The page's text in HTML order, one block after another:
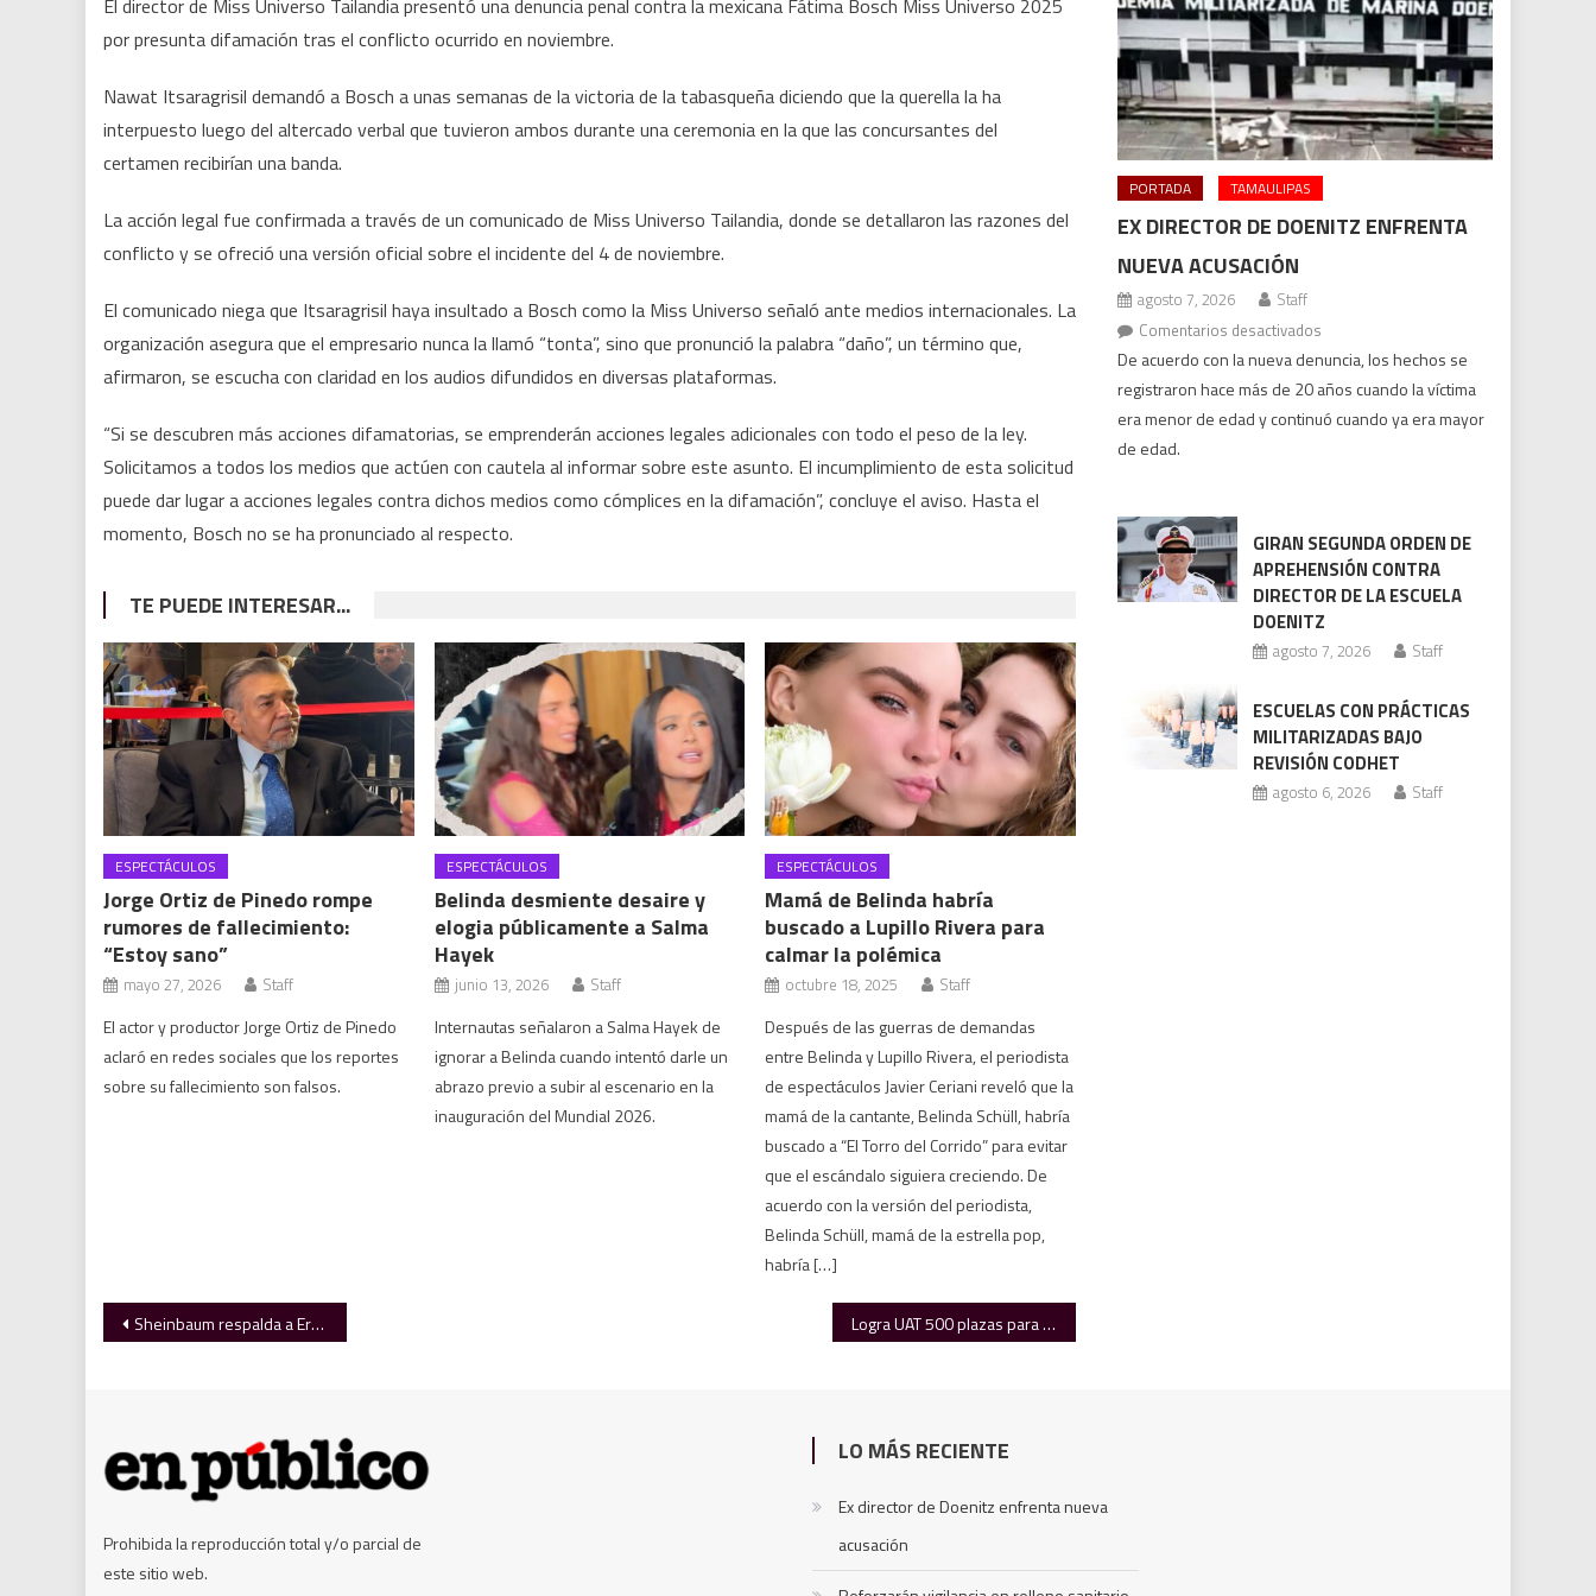
denuncia
a
Bosch
por
por presunta difamación tras el conflicto ocurrido en noviembre.
Nawat Itsaragrisil demandó a Bosch a unas semanas de la victoria de la tabasqueña diciendo que la querella la ha
interpuesto luego del altercado verbal que tuvieron ambos durante una ceremonia en la que las concursantes del
certamen recibirían una banda.
La acción legal fue confirmada a través de un comunicado de Miss Universo Tailandia, donde se detallaron las razones del
conflicto y se ofreció una versión oficial sobre el incidente del 4 de noviembre.
El comunicado niega que Itsaragrisil haya insultado a Bosch como la Miss Universo señaló ante medios internacionales. La
organización asegura que el empresario nunca la llamó “tonta”, sino que pronunció la palabra “daño”, un término que,
afirmaron, se escucha con claridad en los audios difundidos en diversas plataformas.
“Si se descubren más acciones difamatorias, se emprenderán acciones legales adicionales con todo el peso de la ley.
Solicitamos a todos los medios que actúen con cautela al informar sobre este asunto. El incumplimiento de esta solicitud
puede dar lugar a acciones legales contra dichos medios como cómplices en la difamación”, concluye el aviso. Hasta el
momento, Bosch no se ha pronunciado al respecto.
TE PUEDE INTERESAR...
ESPECTÁCULOS
Jorge Ortiz de Pinedo rompe
rumores de fallecimiento:
“Estoy sano”
mayo 27, 2026 Staff
El actor y productor Jorge Ortiz de Pinedo
aclaró en redes sociales que los reportes
sobre su fallecimiento son falsos.
ESPECTÁCULOS
Belinda desmiente desaire y
elogia públicamente a Salma
Hayek
junio 13, 2026 Staff
Internautas señalaron a Salma Hayek de
ignorar a Belinda cuando intentó darle un
abrazo previo a subir al escenario en la
inauguración del Mundial 2026.
ESPECTÁCULOS
Mamá de Belinda habría
buscado a Lupillo Rivera para
calmar la polémica
octubre 18, 2025 Staff
Después de las guerras de demandas
entre Belinda y Lupillo Rivera, el periodista
de espectáculos Javier Ceriani reveló que la
mamá de la cantante, Belinda Schüll, habría
buscado a “El Torro del Corrido” para evitar
que el escándalo siguiera creciendo. De
acuerdo con la versión del periodista,
Belinda Schüll, mamá de la estrella pop,
habría […]
Navegación
Sheinbaum respalda a Ernestina Godoy y anticipa una coordinación ampliada en la FGR Logra UAT 500 plazas para sus egresados en Aduanas de México
PORTADA TAMAULIPAS
EX DIRECTOR DE DOENITZ ENFRENTA
NUEVA ACUSACIÓN
agosto 7, 2026
Staff
Comentarios desactivados
Ex
director
de
De acuerdo con la nueva denuncia, los hechos se
registraron hace más de 20 años cuando la víctima
era menor de edad y continuó cuando ya era mayor
de edad.
GIRAN SEGUNDA ORDEN DE
APREHENSIÓN CONTRA
DIRECTOR DE LA ESCUELA
DOENITZ
agosto 7, 2026 Staff
ESCUELAS CON PRÁCTICAS
MILITARIZADAS BAJO
REVISIÓN CODHET
agosto 6, 2026 Staff
Prohibida la reproducción total y/o parcial de
este sitio web.
LO MÁS RECIENTE
Ex director de Doenitz enfrenta nueva
acusación